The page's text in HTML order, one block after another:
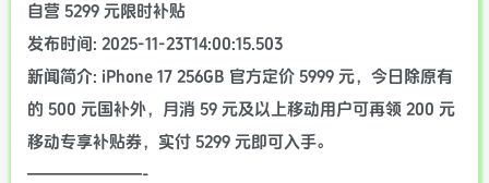
自营 5299 元限时补贴
发布时间: 2025-11-23T14:00:15.503
新闻简介: iPhone 17 256GB 官方定价 5999 元，今日除原有
的 500 元国补外，月消 59 元及以上移动用户可再领 200 元
移动专享补贴券，实付 5299 元即可入手。
———————-